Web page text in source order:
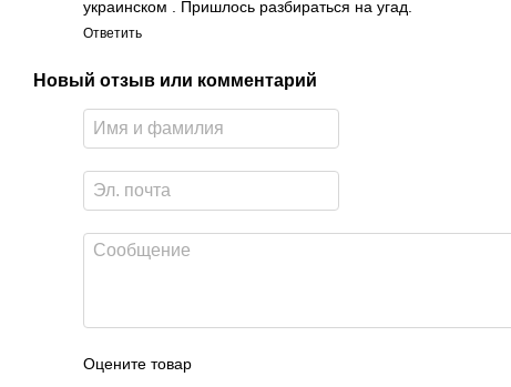
украинском . Пришлось разбираться на угад.
Ответить
Новый отзыв или комментарий
Оцените товар